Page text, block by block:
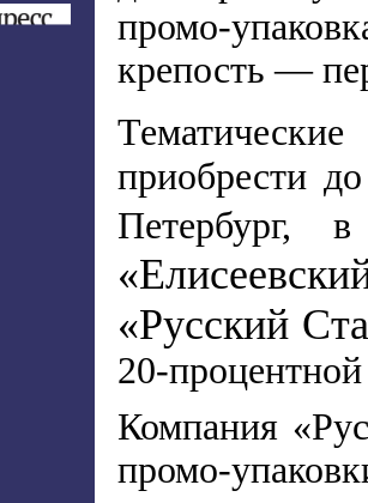
промо-
крепость —
приобрести
Петербург,
«Русский
20-
Компания
промо-